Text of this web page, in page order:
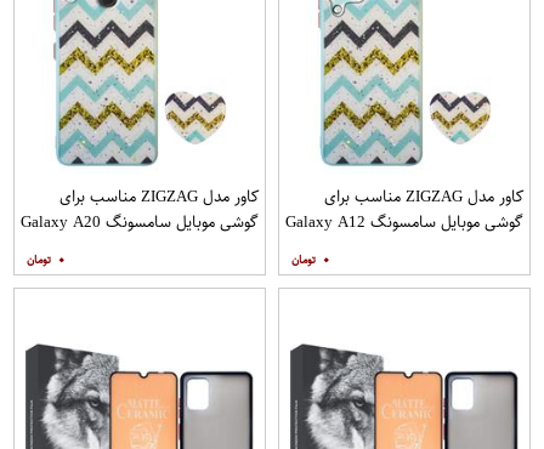
کاور مدل ZIGZAG مناسب برای
گوشی موبایل سامسونگ Galaxy A12
۰
کاور مدل ZIGZAG مناسب برای
گوشی موبایل سامسونگ Galaxy A20
۰